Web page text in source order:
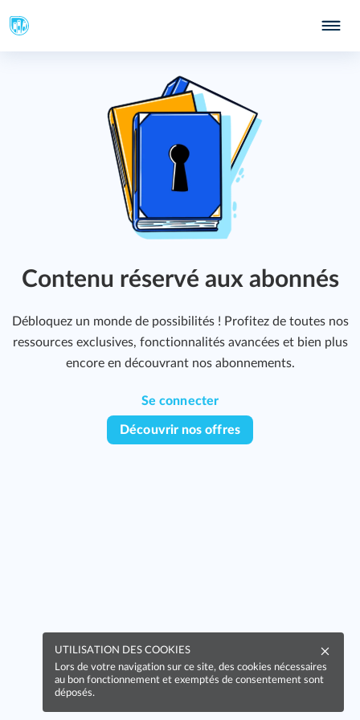
Contenu réservé aux abonnés
Débloquez un monde de possibilités ! Profitez de toutes nos
ressources exclusives, fonctionnalités avancées et bien plus
encore en découvrant nos abonnements.
Se connecter
Découvrir nos offres
UTILISATION DES COOKIES
Lors de votre navigation sur ce site, des cookies nécessaires
au bon fonctionnement et exemptés de consentement sont
déposés.